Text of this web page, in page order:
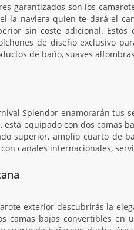
garantizados son los
la naviera quien te dará el
sin coste adicional.
de diseño exclusivo
de baño, suaves
Splendor enamorarán tus
está equipado con dos camas
superior, amplio cuarto de
canales internacionales,
exterior descubrirás la
camas bajas convertibles en